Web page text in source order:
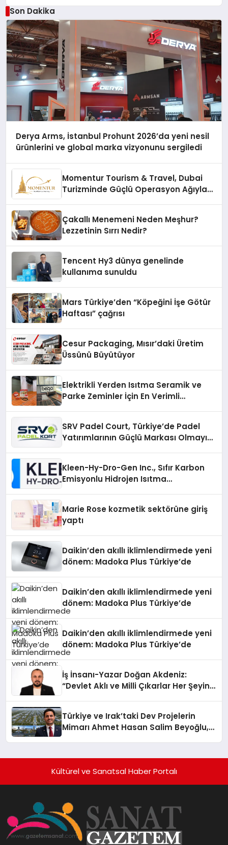
Son Dakika
Derya Arms, İstanbul Prohunt 2026’da yeni nesil
ürünlerini ve global marka vizyonunu sergiledi
Momentur Tourism & Travel, Dubai
Turizminde Güçlü Operasyon Ağıyla
Çakallı Menemeni Neden Meşhur?
Lezzetinin Sırrı Nedir?
Tencent Hy3 dünya genelinde
kullanıma sunuldu
Mars Türkiye’den “Köpeğini İşe Götür
Haftası” çağrısı
Cesur Packaging, Mısır’daki Üretim
Üssünü Büyütüyor
Elektrikli Yerden Isıtma Seramik ve
Parke Zeminler İçin En Verimli
SRV Padel Court, Türkiye’de Padel
Yatırımlarının Güçlü Markası Olmayı
Kleen-Hy-Dro-Gen Inc., Sıfır Karbon
Emisyonlu Hidrojen Isıtma
Marie Rose kozmetik sektörüne giriş
yaptı
Daikin’den akıllı iklimlendirmede yeni
dönem: Madoka Plus Türkiye’de
Daikin’den akıllı iklimlendirmede yeni
dönem: Madoka Plus Türkiye’de
Daikin’den akıllı iklimlendirmede yeni
dönem: Madoka Plus Türkiye’de
İş İnsanı-Yazar Doğan Akdeniz:
“Devlet Aklı ve Milli Çıkarlar Her Şeyin
Türkiye ve Irak’taki Dev Projelerin
Mimarı Ahmet Hasan Salim Beyoğlu,
Hayata Geçirecek
Kültürel ve Sanatsal Haber Portalı